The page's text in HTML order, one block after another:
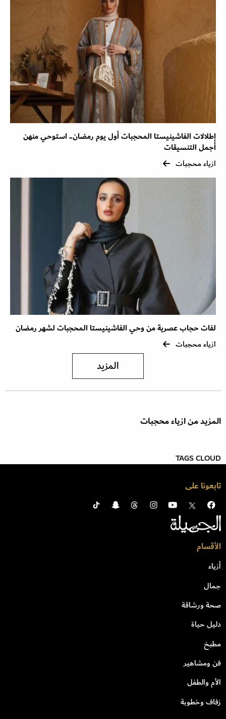
إطلالات الفاشينيستا المحجبات أول يوم رمضان.. استوحي منهن
أجمل التنسيقات
ازياء محجبات
لفات حجاب عصرية من وحي الفاشينيستا المحجبات لشهر رمضان
ازياء محجبات
المزيد
المزيد من ازياء محجبات
TAGS CLOUD
تابعونا على
الأقسام
أزياء
جمال
صحة ورشاقة
دليل حياة
مطبخ
فن ومشاهير
الأم والطفل
زفاف وخطوبة